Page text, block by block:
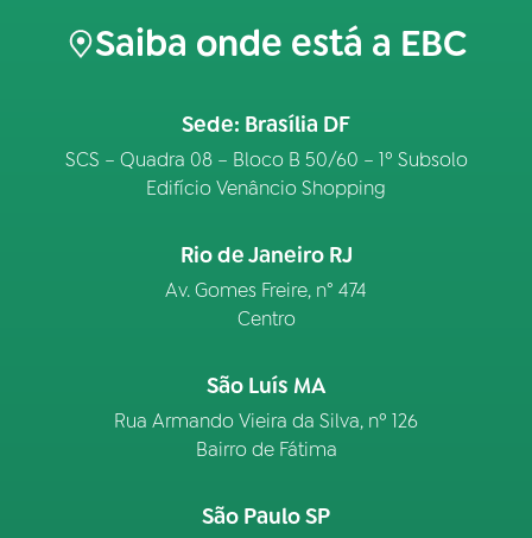
Saiba onde está a EBC
Sede: Brasília DF
SCS – Quadra 08 – Bloco B 50/60 – 1º Subsolo
Edifício Venâncio Shopping
Rio de Janeiro RJ
Av. Gomes Freire, n° 474
Centro
São Luís MA
Rua Armando Vieira da Silva, nº 126
Bairro de Fátima
São Paulo SP